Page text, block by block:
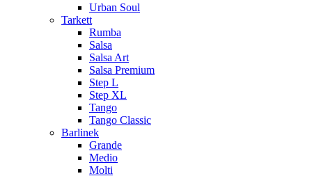
Urban Soul
Tarkett
Rumba
Salsa
Salsa Art
Salsa Premium
Step L
Step XL
Tango
Tango Classic
Barlinek
Grande
Medio
Molti